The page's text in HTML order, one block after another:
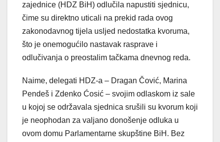
zajednice (HDZ BiH) odlučila napustiti sjednicu,
čime su direktno uticali na prekid rada ovog
zakonodavnog tijela usljed nedostatka kvoruma,
što je onemogućilo nastavak rasprave i
odlučivanja o preostalim tačkama dnevnog reda.
Naime, delegati HDZ-a – Dragan Čović, Marina
Pendeš i Zdenko Ćosić – svojim odlaskom iz sale
u kojoj se održavala sjednica srušili su kvorum koji
je neophodan za valjano donošenje odluka u
ovom domu Parlamentarne skupštine BiH. Bez